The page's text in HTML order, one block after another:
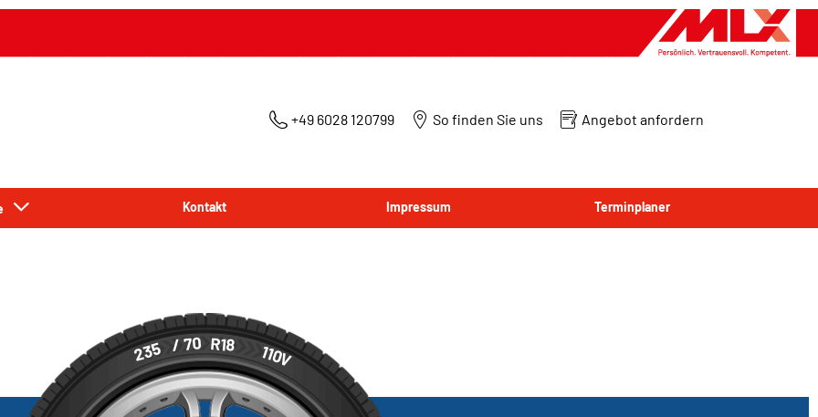
+49 6028 120799 So finden Sie uns Angebot anfordern
Kontakt Impressum Terminplaner
235 / 70 R18 110V